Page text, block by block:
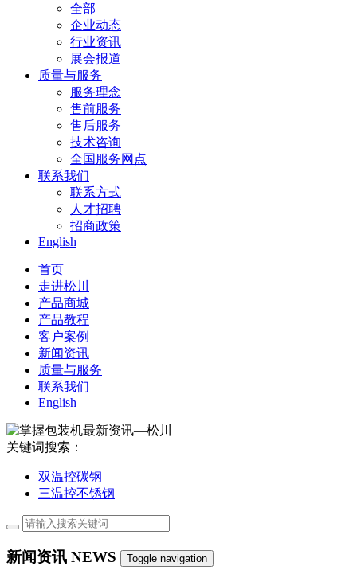
全部
企业动态
行业资讯
展会报道
质量与服务
服务理念
售前服务
售后服务
技术咨询
全国服务网点
联系我们
联系方式
人才招聘
招商政策
English
首页
走进松川
产品商城
产品教程
客户案例
新闻资讯
质量与服务
联系我们
English
关键词搜索：
双温控碳钢
三温控不锈钢
新闻资讯 NEWS Toggle navigation